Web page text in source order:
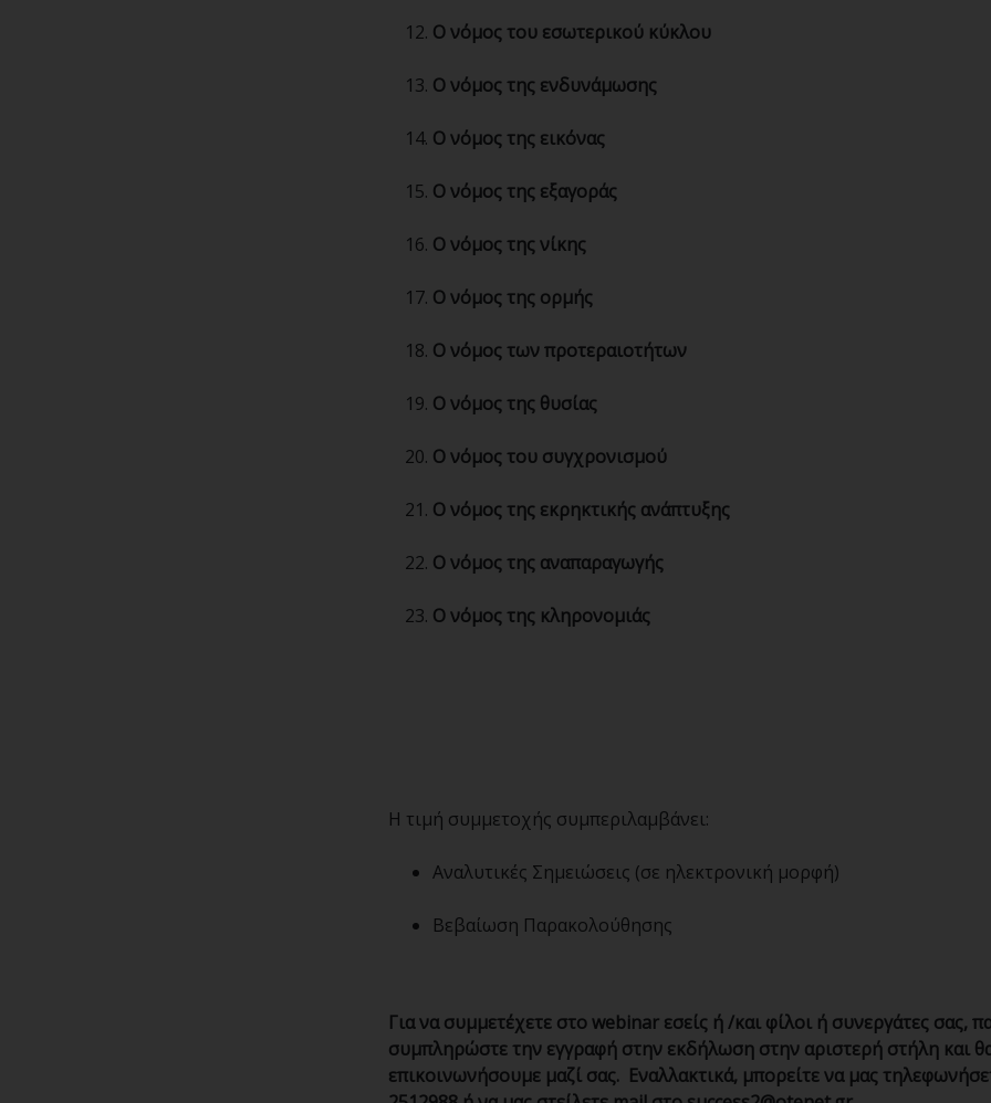
Ο νόμος του εσωτερικού κύκλου
Ο νόμος της ενδυνάμωσης
Ο νόμος της εικόνας
Ο νόμος της εξαγοράς
Ο νόμος της νίκης
Ο νόμος της ορμής
Ο νόμος των προτεραιοτήτων
Ο νόμος της θυσίας
Ο νόμος του συγχρονισμού
Ο νόμος της εκρηκτικής ανάπτυξης
Ο νόμος της αναπαραγωγής
Ο νόμος της κληρονομιάς
Η τιμή συμμετοχής συμπεριλαμβάνει:
Αναλυτικές Σημειώσεις (σε ηλεκτρονική μορφή)
Βεβαίωση Παρακολούθησης
Για να συμμετέχετε στο webinar εσείς ή /και φίλοι ή συνεργάτες σας,
συμπληρώστε την εγγραφή στην εκδήλωση στην αριστερή στήλη και
επικοινωνήσουμε μαζί σας. Εναλλακτικά, μπορείτε να μας